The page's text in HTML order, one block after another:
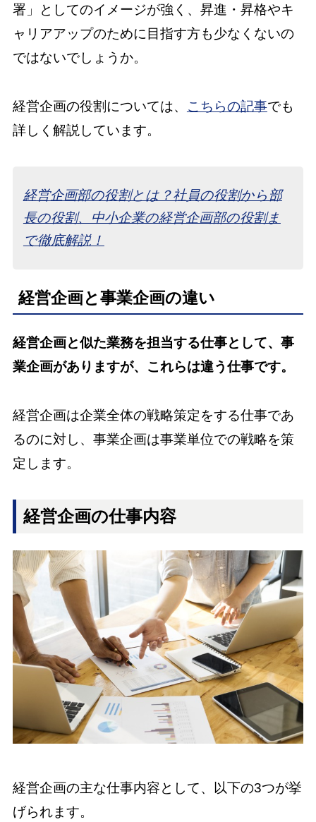
署」としてのイメージが強く、昇進・昇格やキ
ャリアアップのために目指す方も少なくないの
ではないでしょうか。
経営企画の役割については、 こちらの記事でも
詳しく解説しています。
経営企画部の役割とは？社員の役割から部
長の役割、中小企業の経営企画部の役割ま
で徹底解説！
経営企画と事業企画の違い
経営企画と似た業務を担当する仕事として、事
業企画がありますが、これらは違う仕事です。
経営企画は企業全体の戦略策定をする仕事であ
るのに対し、事業企画は事業単位での戦略を策
定します。
経営企画の仕事内容
経営企画の主な仕事内容として、以下の3つが挙
げられます。